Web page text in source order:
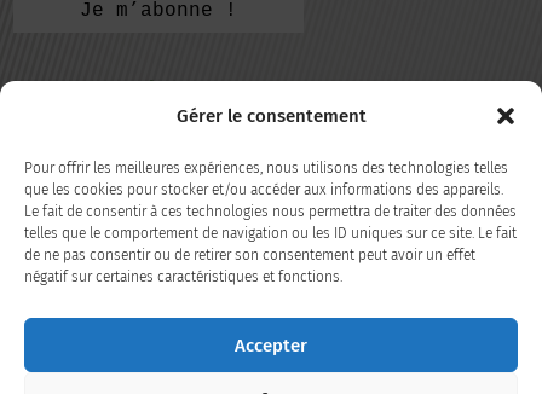
Gérer le consentement
Pour offrir les meilleures expériences, nous utilisons des technologies telles
que les cookies pour stocker et/ou accéder aux informations des appareils.
Le fait de consentir à ces technologies nous permettra de traiter des données
telles que le comportement de navigation ou les ID uniques sur ce site. Le fait
de ne pas consentir ou de retirer son consentement peut avoir un effet
négatif sur certaines caractéristiques et fonctions.
Accepter
69220 Belleville-en-Beaujolais
04 74 66 35 98
SUIVEZ-NOUS